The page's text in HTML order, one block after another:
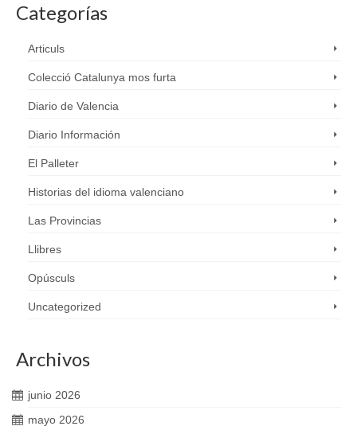
Categorías
Articuls
Colecció Catalunya mos furta
Diario de Valencia
Diario Información
El Palleter
Historias del idioma valenciano
Las Provincias
Llibres
Opúsculs
Uncategorized
Archivos
junio 2026
mayo 2026